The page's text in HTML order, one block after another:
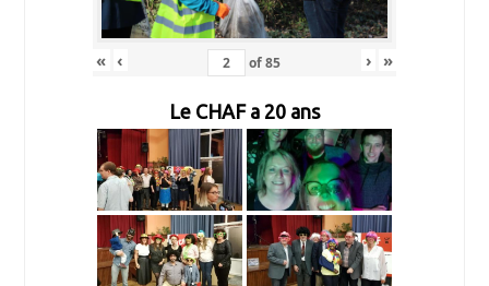
« ‹ of85 › »
Le CHAF a 20 ans